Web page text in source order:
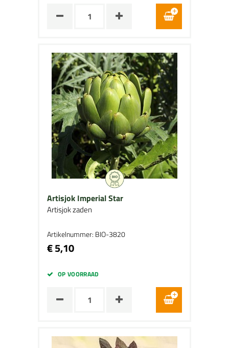
Artisjok Imperial Star
Artisjok zaden
Artikelnummer: BIO-3820
€ 5,10
OP VOORRAAD